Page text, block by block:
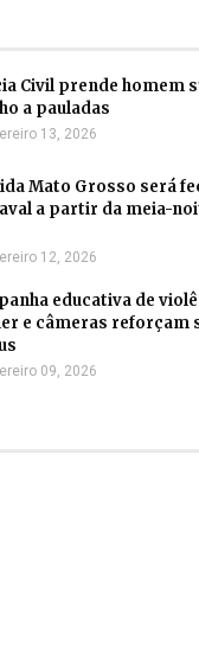
Civil prende homem
a pauladas
13, 2026
Mato Grosso será
a partir da meia-
12, 2026
educativa de
e câmeras reforçam
09, 2026